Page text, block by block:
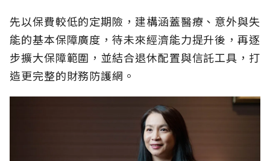
先以保費較低的定期險，建構涵蓋醫療、意外與失
能的基本保障廣度，待未來經濟能力提升後，再逐
步擴大保障範圍，並結合退休配置與信託工具，打
造更完整的財務防護網。